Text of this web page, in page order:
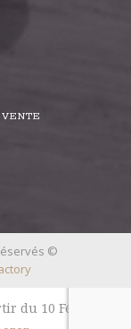
©
du 10 Février